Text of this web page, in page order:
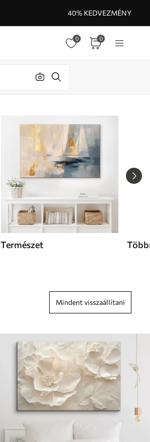
40% KEDVEZMÉNY
0 0
Természet
Mindent visszaállítani